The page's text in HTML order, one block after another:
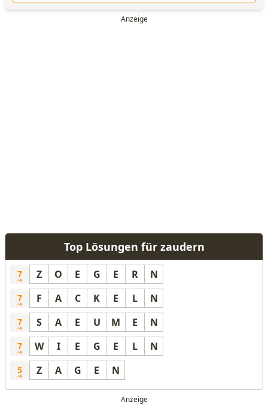
Top Lösungen für zaudern
7 Z O E G E R N
7 F A C K E L N
7 S A E U M E N
7 W I E G E L N
5 Z A G E N